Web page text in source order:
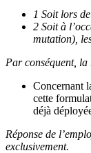
1 Soit lors
2 Soit à
mutation),
Par conséquent, la
Concernant
cette
déjà
Réponse de
exclusivement.